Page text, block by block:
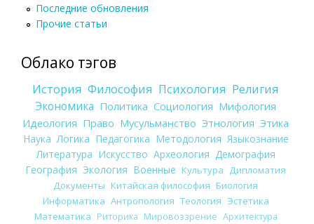
Последние обновления
Прочие статьи
Облако тэгов
История Философия Психология Религия
Экономика Политика Социология Мифология
Идеология Право Мусульманство Этнология Этика
Наука Логика Педагогика Методология Языкознание
Литература Искусство Археология Демография
География Экология Военные Культура
Дипломатия
Документы Китайская философия Биология
Информатика Антропология Теология Эстетика
Математика Риторика Мировоззрение Архитектура